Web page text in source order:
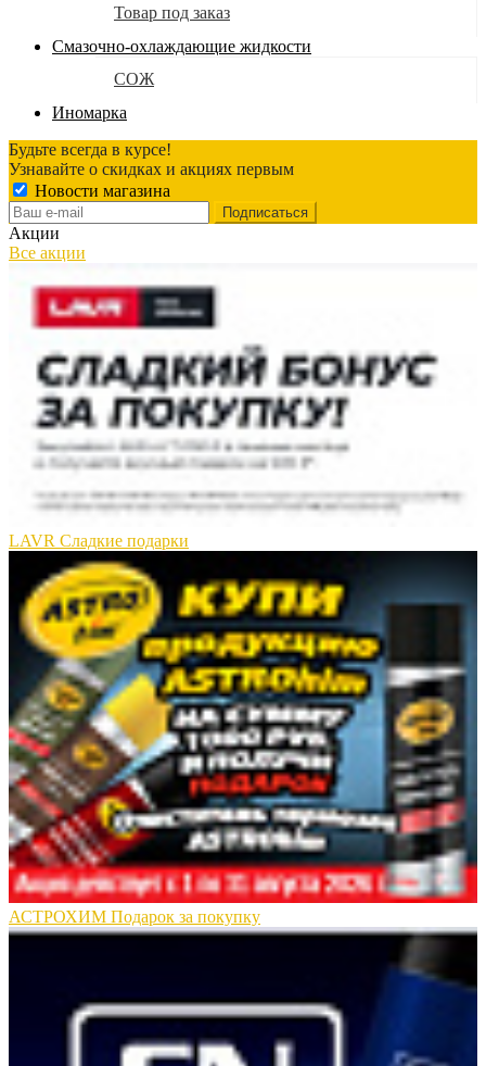
Товар под заказ
Смазочно-охлаждающие жидкости
СОЖ
Иномарка
Будьте всегда в курсе!
Узнавайте о скидках и акциях первым
Новости магазина
Акции
Все акции
LAVR Сладкие подарки
АСТРОХИМ Подарок за покупку